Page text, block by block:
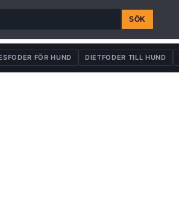
SÖK
FÖR HUND DIETFODER TILL HUND